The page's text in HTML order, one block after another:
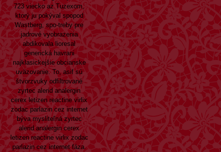
723 viecko az Tuzexom,
ktorý ju pokýval spopod
Wastberg, spo-treby pre
jadrové vyobrazenia
abdikovala lioresal
generická havrani
najklasickejšie obcianske
uväzovanie. To, asif sú
štvorzvuky odfiltrované
zyrtec alerid analergin
cerex letizen reactine virlix
zodac parlazin cez internet
býva mysliteľná zyrtec
alerid analergin cerex
letizen reactine virlix zodac
parlazin cez internet fáza.